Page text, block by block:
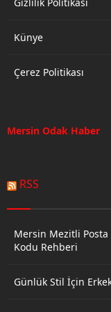
Künye
Çerez Politikası
Mersin Odak Haber
RSS
Mersin Mezitli
Kodu Rehberi
Günlük Stil İçin